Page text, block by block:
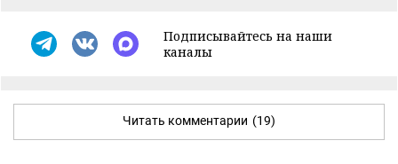
Подписывайтесь на наши
каналы
Читать комментарии (19)